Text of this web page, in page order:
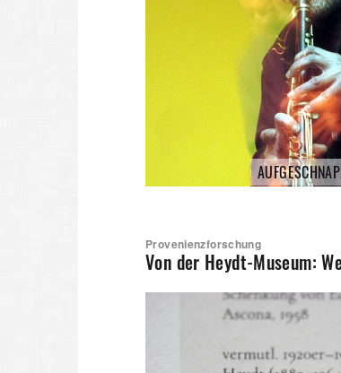
Provenienzforschung
Von der Heydt-Museum: